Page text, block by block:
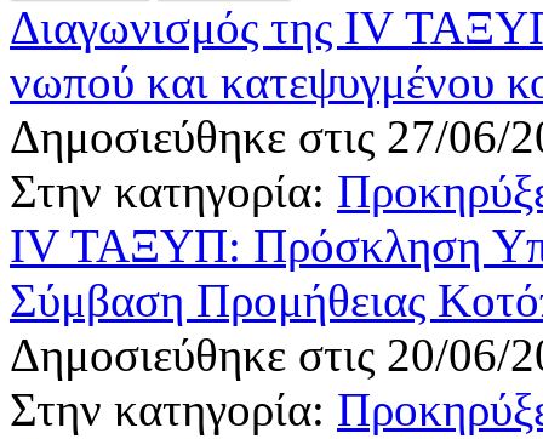
Διαγωνισμός της IV
νωπού και κατεψυγμένου
Δημοσιεύθηκε στις 27/06/
Στην κατηγορία:
IV ΤΑΞΥΠ: Πρόσκληση
Σύμβαση Προμήθειας
Δημοσιεύθηκε στις 20/06/
Στην κατηγορία: